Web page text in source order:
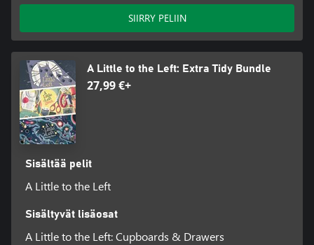
SIIRRY PELIIN
A Little to the Left: Extra Tidy Bundle
27,99 €+
Sisältää pelit
A Little to the Left
Sisältyvät lisäosat
A Little to the Left: Cupboards & Drawers